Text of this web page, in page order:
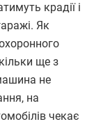
крадії і
Як
ще з
не
на
чекає